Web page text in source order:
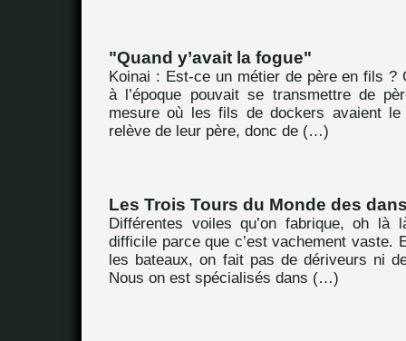
"Quand y’avait la fogue"
Koinai : Est-ce un métier de père en fils ?
à l’époque pouvait se transmettre de
mesure où les fils de dockers avaient
relève de leur père, donc de (…)
Les Trois Tours du Monde des
Différentes voiles qu’on fabrique, oh là
difficile parce que c’est vachement vaste.
les bateaux, on fait pas de dériveurs ni
Nous on est spécialisés dans (…)